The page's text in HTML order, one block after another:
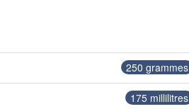
250 grammes
175 millilitres